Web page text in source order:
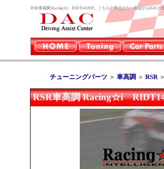
RSR車高調 Racing☆i RIDT141MP。こちらの商品はカー用品ならDACが
チューニングパーツ ＞ 車高調 ＞ RSR＞
RSR車高調 Racing☆i